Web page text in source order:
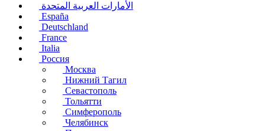
الأمارات العربية المتحدة
España
Deutschland
France
Italia
Россия
Москва
Нижний Тагил
Севастополь
Тольятти
Симферополь
Челябинск